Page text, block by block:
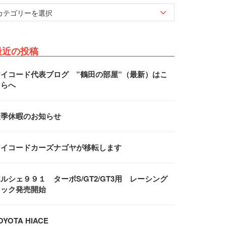
の投稿
コード代表ブログ ”鶴田の部屋”（最新）はこ
へ
休暇のお知らせ
コードカーズナゴヤが移転します
シェ９９１ ターボS/GT2/GT3用 レーシング
ク発売開始
HIACE